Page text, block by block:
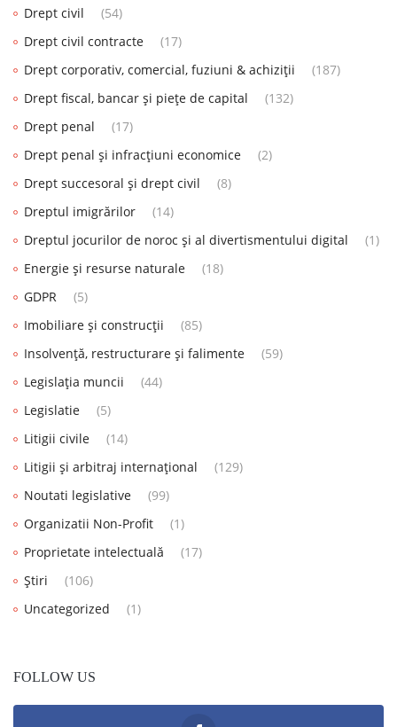
Drept civil
(54)
Drept civil contracte
(17)
Drept corporativ, comercial, fuziuni & achiziții
(187)
Drept fiscal, bancar și piețe de capital
(132)
Drept penal
(17)
Drept penal și infracțiuni economice
(2)
Drept succesoral și drept civil
(8)
Dreptul imigrărilor
(14)
Dreptul jocurilor de noroc și al divertismentului digital
(1)
Energie și resurse naturale
(18)
GDPR
(5)
Imobiliare și construcții
(85)
Insolvență, restructurare și falimente
(59)
Legislația muncii
(44)
Legislatie
(5)
Litigii civile
(14)
Litigii și arbitraj internațional
(129)
Noutati legislative
(99)
Organizatii Non-Profit
(1)
Proprietate intelectuală
(17)
Știri
(106)
Uncategorized
(1)
FOLLOW US